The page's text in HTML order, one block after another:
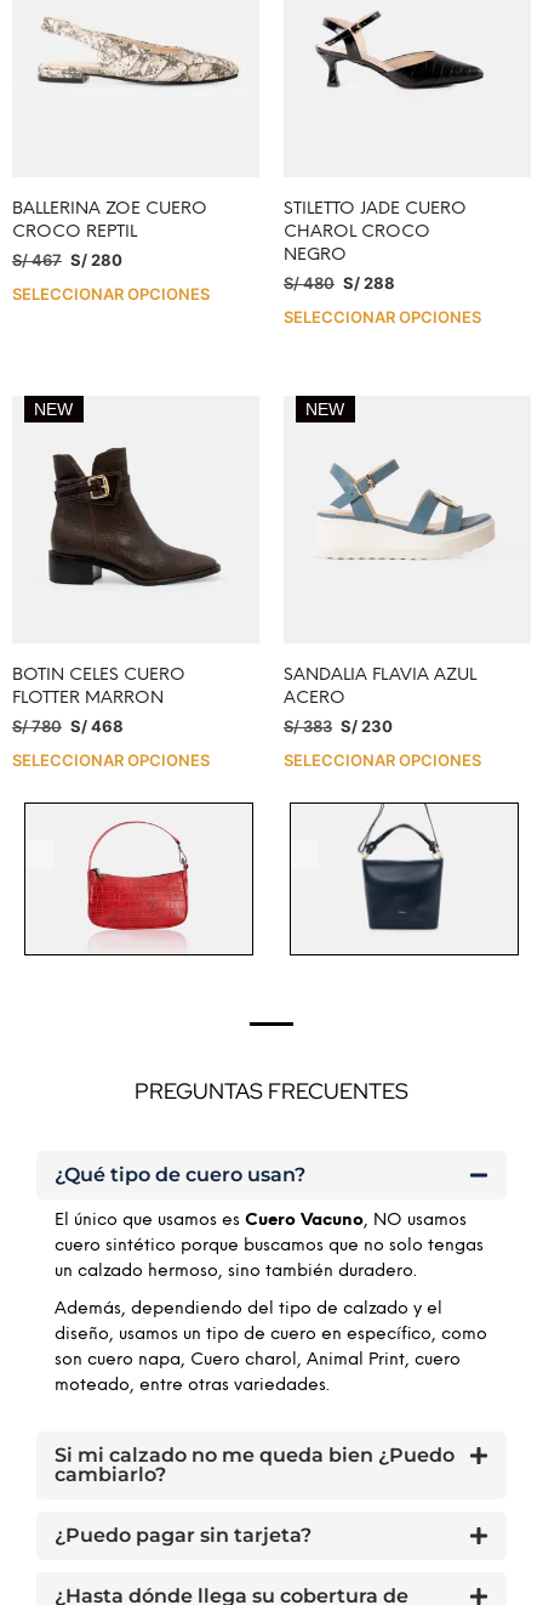
BALLERINA ZOE CUERO
CROCO REPTIL
S/467 S/280
SELECCIONAR OPCIONES
STILETTO JADE CUERO
CHAROL CROCO
NEGRO
S/480 S/288
SELECCIONAR OPCIONES
NEW
BOTIN CELES CUERO
FLOTTER MARRON
S/780 S/468
SELECCIONAR OPCIONES
NEW
SANDALIA FLAVIA AZUL
ACERO
S/383 S/230
SELECCIONAR OPCIONES
PREGUNTAS FRECUENTES
¿Qué tipo de cuero usan?
El único que usamos es Cuero Vacuno, NO usamos
cuero sintético porque buscamos que no solo tengas
un calzado hermoso, sino también duradero.
Además, dependiendo del tipo de calzado y el
diseño, usamos un tipo de cuero en específico, como
son cuero napa, Cuero charol, Animal Print, cuero
moteado, entre otras variedades.
Si mi calzado no me queda bien ¿Puedo
cambiarlo?
¿Puedo pagar sin tarjeta?
¿Hasta dónde llega su cobertura de